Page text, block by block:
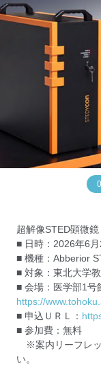
超解像STED顕微
■ 日時：2026年6
■ 機種：Abberior
■ 対象：東北大学
■ 会場：医学部1号
https://
■ 申込ＵＲＬ：
■ 参加費：無料
※案内リーフレッ
い。